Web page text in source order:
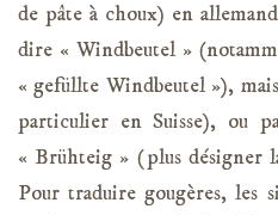
de pâte à choux) en
dire « Windbeutel »
« gefüllte Windbeutel »),
particulier en Suisse), ou
« Brühteig » (plus désigner
Pour traduire gougères, les